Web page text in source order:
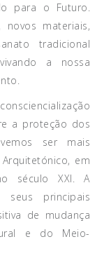
para o Futuro.
novos materiais,
tradicional
a nossa
a proteção dos
ser mais
em
século XXI. A
seus principais
de mudança
e do Meio-